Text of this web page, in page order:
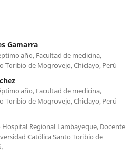
Gamarra
año, Facultad de medicina,
Toribio de Mogrovejo, Chiclayo, Perú
año, Facultad de medicina,
Toribio de Mogrovejo, Chiclayo, Perú
Regional Lambayeque, Docente
Católica Santo Toribio de